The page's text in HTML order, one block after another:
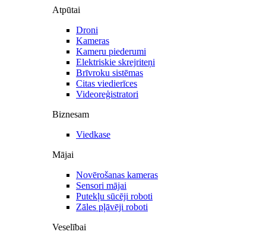
Atpūtai
Droni
Kameras
Kameru piederumi
Elektriskie skrejriteņi
Brīvroku sistēmas
Citas viedierīces
Videoreģistratori
Biznesam
Viedkase
Mājai
Novērošanas kameras
Sensori mājai
Putekļu sūcēji roboti
Zāles pļāvēji roboti
Veselībai